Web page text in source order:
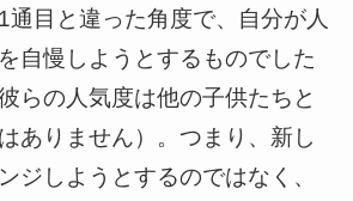
通目と違った角度で、自分が人
自慢しようとするものでした
らの人気度は他の子供たちと
ありません）。つまり、新し
ジしようとするのではなく、